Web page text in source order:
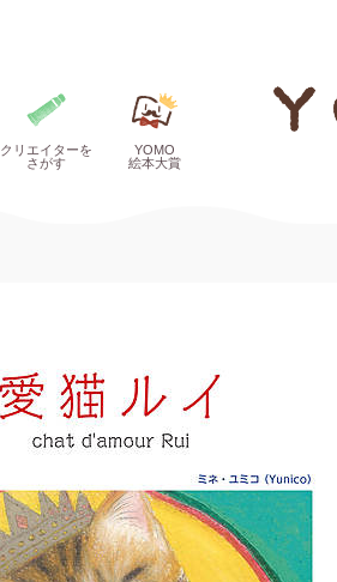
クリエイターを
さがす
YOMO
絵本大賞